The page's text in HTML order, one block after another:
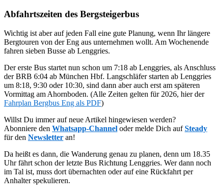
Abfahrtszeiten des Bergsteigerbus
Wichtig ist aber auf jeden Fall eine gute Planung, wenn Ihr längere
Bergtouren von der Eng aus unternehmen wollt. Am Wochenende
fahren sieben Busse ab Lenggries.
Der erste Bus startet nun schon um 7:18 ab Lenggries, als Anschluss
der BRB 6:04 ab München Hbf. Langschläfer starten ab Lenggries
um 8:18, 9:30 oder 10:30, sind dann aber auch erst am späteren
Vormittag am Ahornboden. (Alle Zeiten gelten für 2026, hier der
Fahrplan Bergbus Eng als PDF)
Willst Du immer auf neue Artikel hingewiesen werden?
Abonniere den Whatsapp-Channel oder melde Dich aufSteady
für den Newsletter an!
Da heißt es dann, die Wanderung genau zu planen, denn um 18.35
Uhr fährt schon der letzte Bus Richtung Lenggries. Wer dann noch
im Tal ist, muss dort übernachten oder auf eine Rückfahrt per
Anhalter spekulieren.